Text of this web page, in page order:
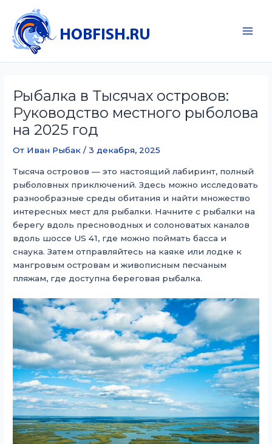
содержимому
Рыбалка в Тысячах островов:
Руководство местного рыболова
на 2025 год
От Иван Рыбак/3 декабря, 2025
Тысяча островов — это настоящий лабиринт, полный
рыболовных приключений. Здесь можно исследовать
разнообразные среды обитания и найти множество
интересных мест для рыбалки. Начните с рыбалки на
берегу вдоль пресноводных и солоноватых каналов
вдоль шоссе US 41, где можно поймать басса и
снаука. Затем отправляйтесь на каяке или лодке к
мангровым островам и живописным песчаным
пляжам, где доступна береговая рыбалка.